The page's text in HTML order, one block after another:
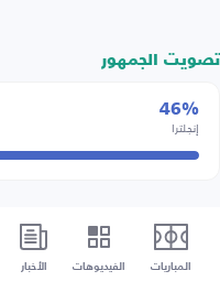
تصويت الجمهور
46%
إنجلترا
المباريات الفيديوهات الأخبار